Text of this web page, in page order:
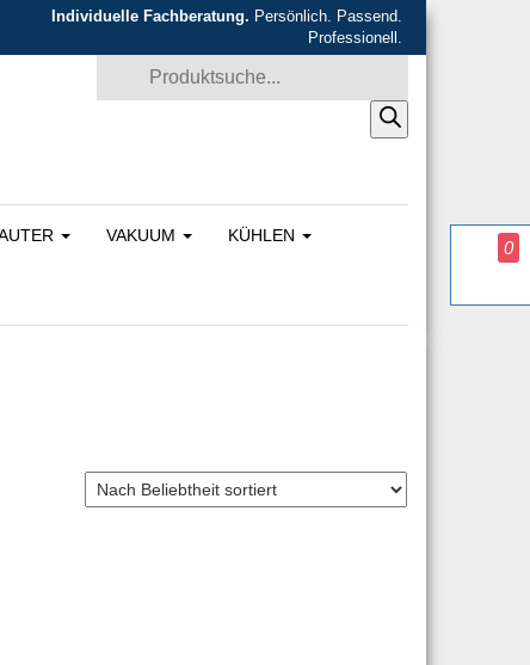
Individuelle Fachberatung. Persönlich. Passend.
Professionell.
Products search
VAKUUM KÜHLEN
0